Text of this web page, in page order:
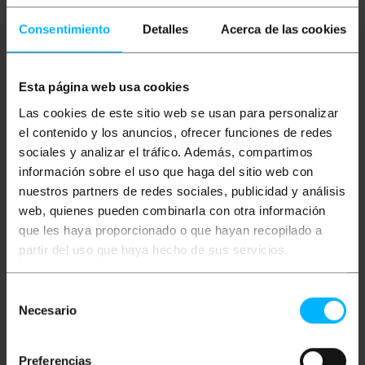
Consentimiento Detalles Acerca de las cookies
Esta página web usa cookies
Las cookies de este sitio web se usan para personalizar
el contenido y los anuncios, ofrecer funciones de redes
sociales y analizar el tráfico. Además, compartimos
información sobre el uso que haga del sitio web con
nuestros partners de redes sociales, publicidad y análisis
web, quienes pueden combinarla con otra información
que les haya proporcionado o que hayan recopilado a
partir del uso que haya hecho de sus servicios.
Necesario
Preferencias
Adattatore compatto con un connettore USB 3.0
Type-C maschio dritto a un'estremità e un
connettore USB 3.0 Type-C maschio all'altra. Il
connettore 3.0 è bifacciale e reversibile (la posizione
di inserimento è irrilevante).
Specifiche
Adattatore USB-C 3.0 maschio dritto a USB-C
3.0 maschio.
Compatibile con USB4™, supporta velocità di
trasferimento fino a 40 Gbit/s.
Supporta la ricarica rapida tramite Power
Delivery (EPR) fino a 240 W.
Compatibile con segnali video ad alta
Thunderbolt™ 3 e 4.
Il connettore 3.0 è reversibile su entrambi i lati